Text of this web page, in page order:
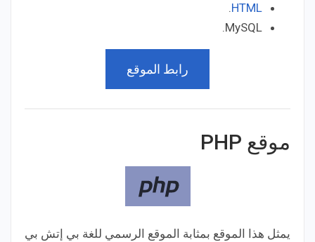
HTML
.
MySQL.
رابط الموقع
موقع PHP
يمثل هذا الموقع بمثابة الموقع الرسمي للغة بي إتش بي